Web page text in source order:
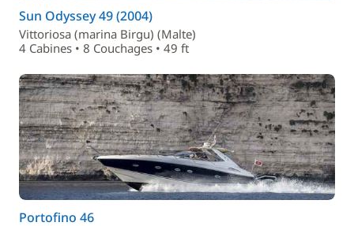
Sun Odyssey 49 (2004)
Vittoriosa (marina Birgu) (Malte)
4 Cabines • 8 Couchages • 49 ft
Portofino 46